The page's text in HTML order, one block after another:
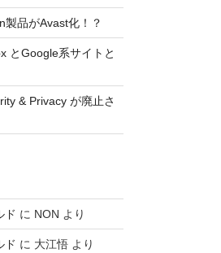
品がAvast化！？
とGoogle系サイトと
& Privacy が廃止さ
ド に NON より
ド に 大江悟 より